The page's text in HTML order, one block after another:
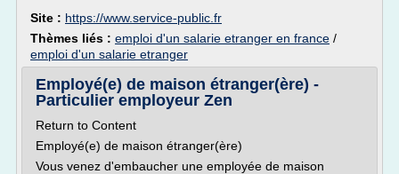
Site : https://www.service-public.fr
Thèmes liés : emploi d'un salarie etranger en france /
emploi d'un salarie etranger
Employé(e) de maison étranger(ère) -
Particulier employeur Zen
Return to Content
Employé(e) de maison étranger(ère)
Vous venez d'embaucher une employée de maison